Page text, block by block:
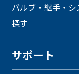
バルブ・継手・シ
探す
サポート